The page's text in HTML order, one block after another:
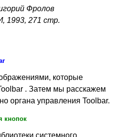
Фролов
1993, 271 стр.
которые
. Затем мы расскажем
органа управления Toolbar.
кнопок
системного